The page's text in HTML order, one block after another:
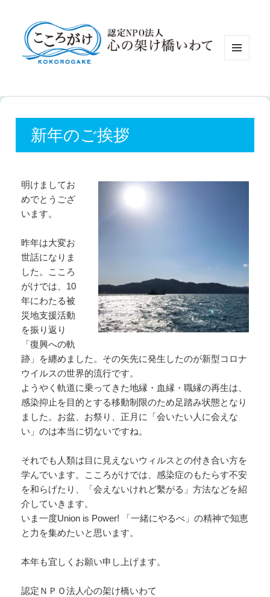
ット
新年のご挨拶
明けましてお
めでとうござ
います。
昨年は大変お
世話になりま
した。こころ
がけでは、10
年にわたる被
災地支援活動
を振り返り
「復興への軌
跡」を纏めました。その矢先に発生したのが新型コロナ
ウイルスの世界的流行です。
ようやく軌道に乗ってきた地縁・血縁・職縁の再生は、
感染抑止を目的とする移動制限のため足踏み状態となり
ました。お盆、お祭り、正月に「会いたい人に会えな
い」のは本当に切ないですね。
それでも人類は目に見えないウィルスとの付き合い方を
学んでいます。こころがけでは、感染症のもたらす不安
を和らげたり、「会えないけれど繫がる」方法などを紹
介していきます。
いま一度Union is Power! 「一緒にやるべ」の精神で知恵
と力を集めたいと思います。
本年も宜しくお願い申し上げます。
認定ＮＰＯ法人心の架け橋いわて